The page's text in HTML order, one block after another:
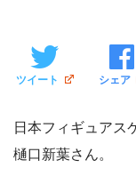
ツイート シェア
日本フィギュアス
樋口新葉さん。